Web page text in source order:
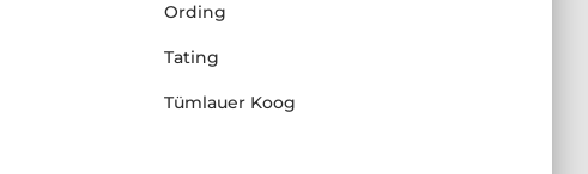
Ording
Tating
Tümlauer Koog